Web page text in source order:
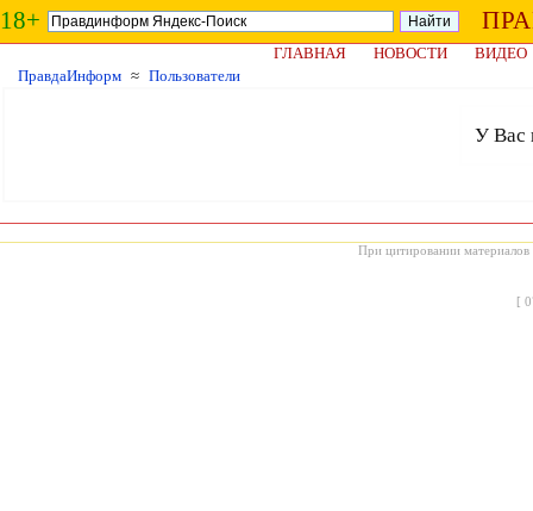
18+
ГЛАВНАЯ НОВОСТИ
ВИДЕО
ПравдаИнформ ≈ Пользователи
У Вас
При цитировании материалов
[